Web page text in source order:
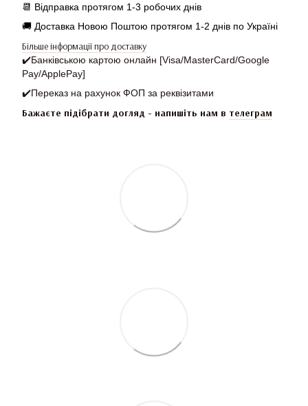
📆 Відправка протягом 1-3 робочих днів
🚚 Доставка Новою Поштою протягом 1-2 днів по Україні
Більше інформації про доставку
✔️Банківською картою онлайн [Visa/MasterCard/Google
Pay/ApplePay]
✔️Переказ на рахунок ФОП за реквізитами
Бажаєте підібрати догляд - напишіть нам в телеграм